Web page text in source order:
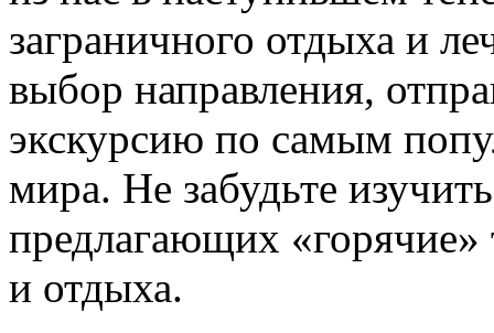
заграничного отдыха и
выбор направления,
экскурсию по самым
мира. Не забудьте
предлагающих «горячие»
и отдыха.